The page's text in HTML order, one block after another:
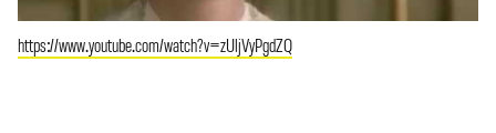
https://www.youtube.com/watch?v=zUljVyPgdZQ